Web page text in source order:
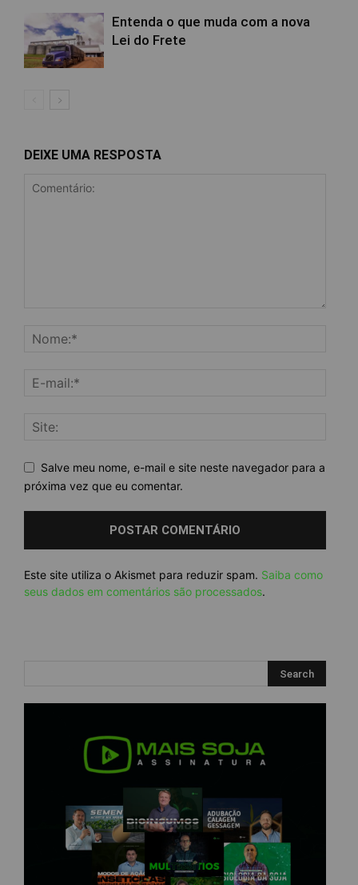
Entenda o que muda com a nova
Lei do Frete
DEIXE UMA RESPOSTA
Salve meu nome, e-mail e site neste navegador para a
próxima vez que eu comentar.
Este site utiliza o Akismet para reduzir spam. Saiba como
seus dados em comentários são processados.